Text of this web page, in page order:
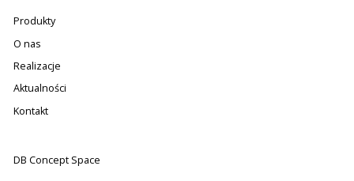
Produkty
O nas
Realizacje
Aktualności
Kontakt
DB Concept Space